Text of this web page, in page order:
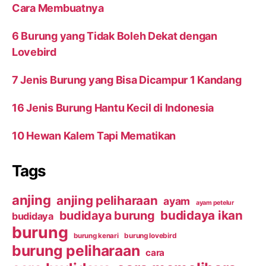
Cara Membuatnya
6 Burung yang Tidak Boleh Dekat dengan
Lovebird
7 Jenis Burung yang Bisa Dicampur 1 Kandang
16 Jenis Burung Hantu Kecil di Indonesia
10 Hewan Kalem Tapi Mematikan
Tags
anjing anjing peliharaan ayam ayam petelur
budidaya budidaya burung budidaya ikan
burung burung kenari burung lovebird
burung peliharaan cara